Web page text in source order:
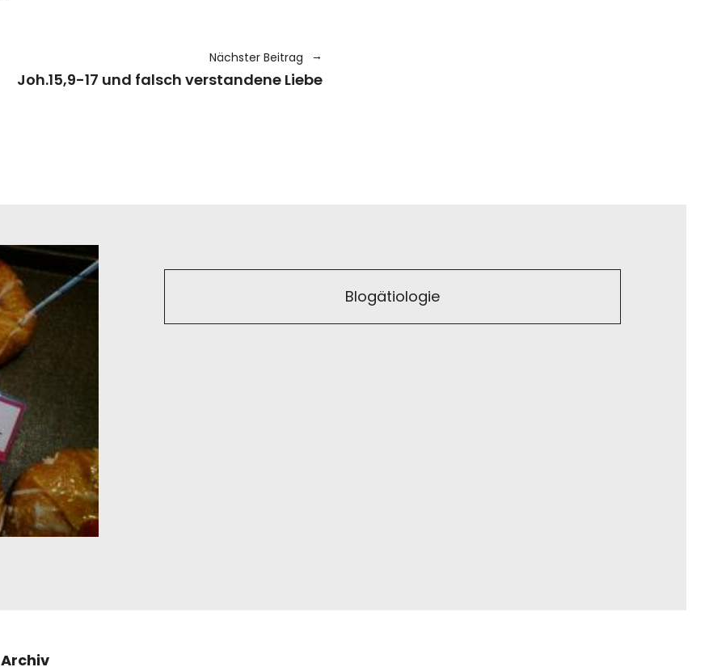
Nächster Beitrag
Joh.15,9-17 und falsch verstandene Liebe
Blogätiologie
Archiv